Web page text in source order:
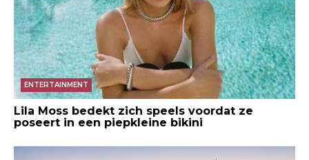
ENTERTAINMENT
Lila Moss bedekt zich speels voordat ze
poseert in een piepkleine bikini